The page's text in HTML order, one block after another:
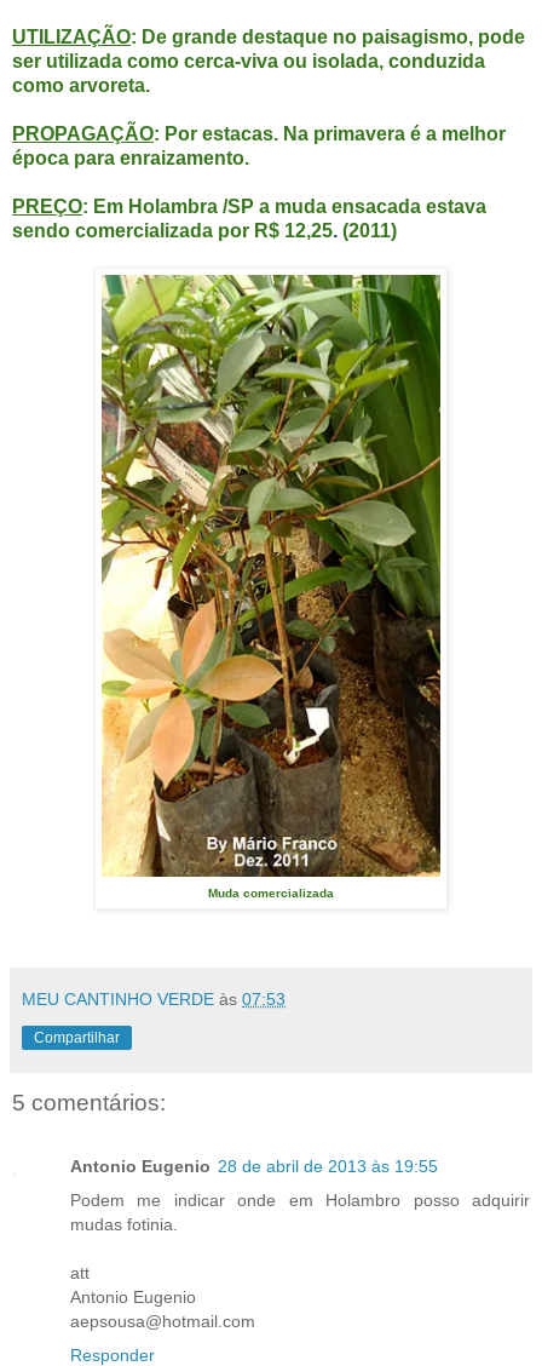
UTILIZAÇÃO: De grande destaque no paisagismo, pode
ser utilizada como cerca-viva ou isolada, conduzida
como arvoreta.
PROPAGAÇÃO: Por estacas. Na primavera é a melhor
época para enraizamento.
PREÇO: Em Holambra /SP a muda ensacada estava
sendo comercializada por R$ 12,25. (2011)
Muda comercializada
MEU CANTINHO VERDE às 07:53
Compartilhar
5 comentários:
Antonio Eugenio 28 de abril de 2013 às 19:55
Podem me indicar onde em Holambro posso adquirir
mudas fotinia.
att
Antonio Eugenio
aepsousa@hotmail.com
Responder